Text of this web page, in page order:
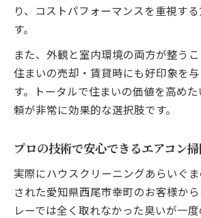
り、コストパフォーマンスを重視す
す。
また、外観と室内環境の両方が整う
住まいの売却・賃貸時にも好印象を
す。トータルで住まいの価値を高め
頼が非常に効果的な選択肢です。
プロの技術で安心できるエアコン
実際にハウスクリーニングあらいぐ
された愛知県西尾市幸町のお客様か
レーでは全く取れなかった臭いが一